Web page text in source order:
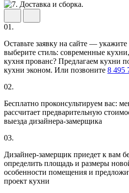
01.
Оставьте заявку на сайте —
выберите стиль: современные
кухня прованс? Предлагаем кухни
кухни эконом. Или позвоните 8 495
02.
Бесплатно проконсультируем вас:
рассчитает предварительную
выезда дизайнера-замерщика
03.
Дизайнер-замерщик приедет к вам
определить площадь и размеры
особенности помещения и
проект кухни